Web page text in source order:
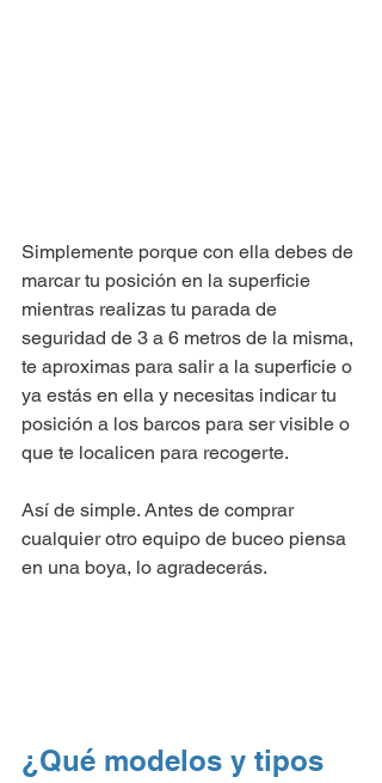
Simplemente porque con ella debes de
marcar tu posición en la superficie
mientras realizas tu parada de
seguridad de 3 a 6 metros de la misma,
te aproximas para salir a la superficie o
ya estás en ella y necesitas indicar tu
posición a los barcos para ser visible o
que te localicen para recogerte.
Así de simple. Antes de comprar
cualquier otro equipo de buceo piensa
en una boya, lo agradecerás.
¿Qué modelos y tipos